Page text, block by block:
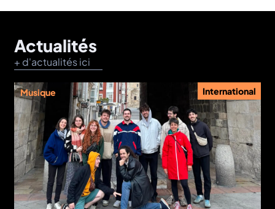
Actualités
+ d'actualités ici
Musique International